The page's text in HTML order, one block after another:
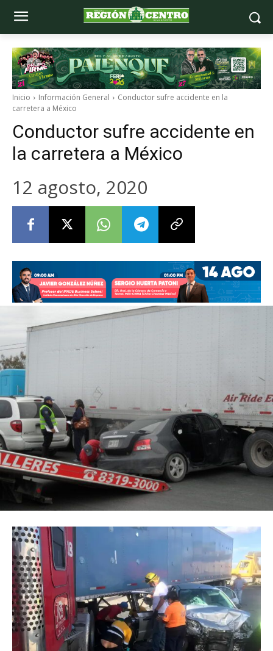
Inicio Información General
Conductor sufre accidente en la
carretera a México
Conductor sufre accidente en
la carretera a México
12 agosto, 2020